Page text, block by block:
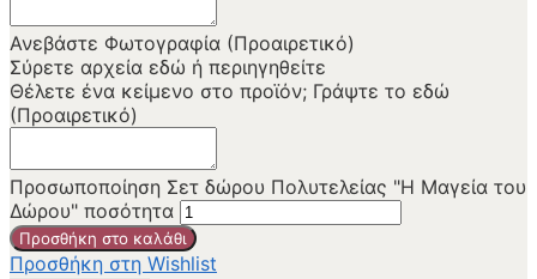
Ανεβάστε Φωτογραφία (Προαιρετικό)
Σύρετε αρχεία εδώ ή περιηγηθείτε
Θέλετε ένα κείμενο στο προϊόν; Γράψτε το εδώ
(Προαιρετικό)
Προσωποποίηση Σετ δώρου Πολυτελείας "Η Μαγεία του
Δώρου" ποσότητα
Προσθήκη στο καλάθι
Προσθήκη στη Wishlist